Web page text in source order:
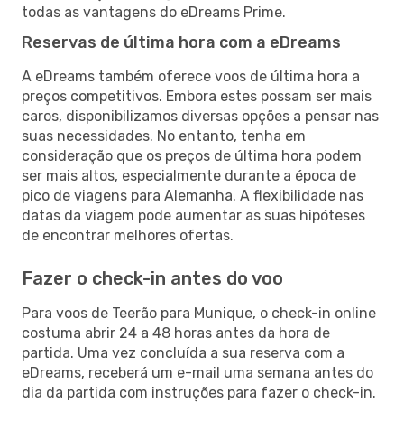
todas as vantagens do eDreams Prime.
Reservas de última hora com a eDreams
A eDreams também oferece voos de última hora a
preços competitivos. Embora estes possam ser mais
caros, disponibilizamos diversas opções a pensar nas
suas necessidades. No entanto, tenha em
consideração que os preços de última hora podem
ser mais altos, especialmente durante a época de
pico de viagens para Alemanha. A flexibilidade nas
datas da viagem pode aumentar as suas hipóteses
de encontrar melhores ofertas.
Fazer o check-in antes do voo
Para voos de Teerão para Munique, o check-in online
costuma abrir 24 a 48 horas antes da hora de
partida. Uma vez concluída a sua reserva com a
eDreams, receberá um e-mail uma semana antes do
dia da partida com instruções para fazer o check-in.